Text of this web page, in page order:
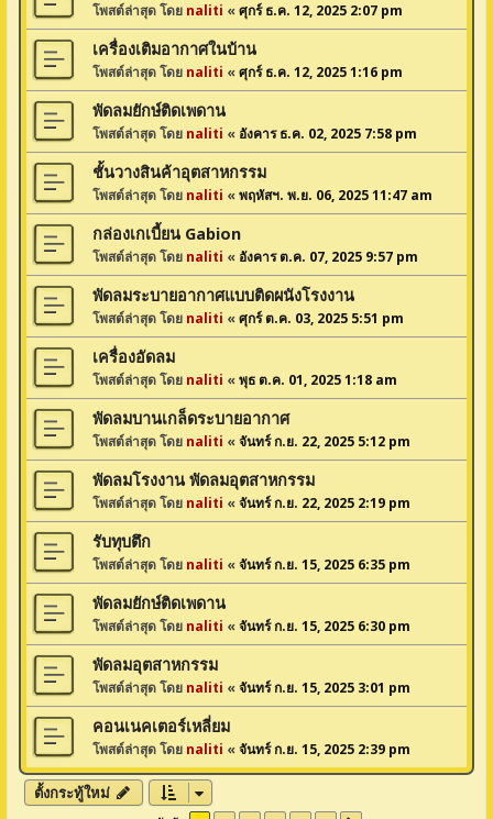
โพสต์ล่าสุด โดย naliti «ศุกร์ ธ.ค. 12, 2025 2:07 pm
เครื่องเติมอากาศในบ้าน
โพสต์ล่าสุด โดย naliti «ศุกร์ ธ.ค. 12, 2025 1:16 pm
พัดลมยักษ์ติดเพดาน
โพสต์ล่าสุด โดย naliti « อังคาร ธ.ค. 02, 2025 7:58 pm
ชั้นวางสินค้าอุตสาหกรรม
โพสต์ล่าสุด โดย naliti «พฤหัสฯ. พ.ย. 06, 2025 11:47 am
กล่องเกเบี้ยน Gabion
โพสต์ล่าสุด โดย naliti « อังคาร ต.ค. 07, 2025 9:57 pm
พัดลมระบายอากาศแบบติดผนังโรงงาน
โพสต์ล่าสุด โดย naliti «ศุกร์ ต.ค. 03, 2025 5:51 pm
เครื่องอัดลม
โพสต์ล่าสุด โดย naliti «พุธ ต.ค. 01, 2025 1:18 am
พัดลมบานเกล็ดระบายอากาศ
โพสต์ล่าสุด โดย naliti «จันทร์ ก.ย. 22, 2025 5:12 pm
พัดลมโรงงาน พัดลมอุตสาหกรรม
โพสต์ล่าสุด โดย naliti «จันทร์ ก.ย. 22, 2025 2:19 pm
รับทุบตึก
โพสต์ล่าสุด โดย naliti «จันทร์ ก.ย. 15, 2025 6:35 pm
พัดลมยักษ์ติดเพดาน
โพสต์ล่าสุด โดย naliti «จันทร์ ก.ย. 15, 2025 6:30 pm
พัดลมอุตสาหกรรม
โพสต์ล่าสุด โดย naliti «จันทร์ ก.ย. 15, 2025 3:01 pm
คอนเนคเตอร์เหลี่ยม
โพสต์ล่าสุด โดย naliti «จันทร์ ก.ย. 15, 2025 2:39 pm
ตั้งกระทู้ใหม่